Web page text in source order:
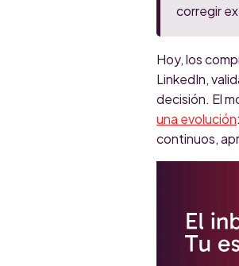
corregir
Hoy, los
LinkedIn,
decisión. El
una evolución
continuos,